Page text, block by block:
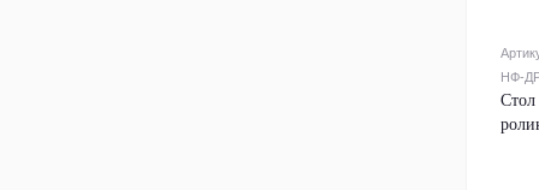
НФ-
Стол